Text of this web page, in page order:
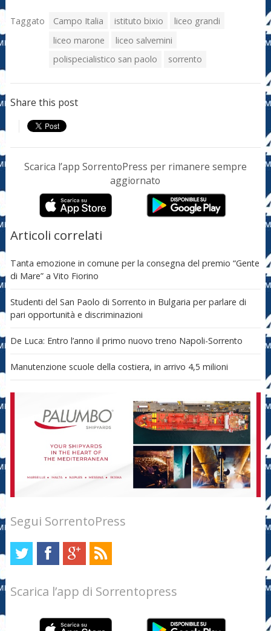
Taggato Campo Italia istituto bixio
liceo grandi
liceo marone
liceo salvemini
polispecialistico san paolo
sorrento
Share this post
Scarica l’app SorrentoPress per rimanere sempre
aggiornato
Articoli correlati
Tanta emozione in comune per la consegna del premio “Gente
di Mare” a Vito Fiorino
Studenti del San Paolo di Sorrento in Bulgaria per parlare di
pari opportunità e discriminazioni
De Luca: Entro l’anno il primo nuovo treno Napoli-Sorrento
Manutenzione scuole della costiera, in arrivo 4,5 milioni
Segui SorrentoPress
Scarica l’app di Sorrentopress